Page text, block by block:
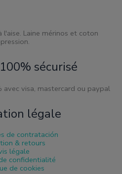
Laine mérinos et coton
sécurisé
légale
de contratación
& retours
légale
confidentialité
de cookies